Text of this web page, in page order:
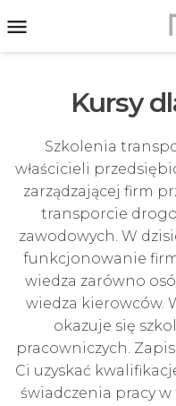
menu
Kursy
Szkolenia
właścicieli
zarządzającej firm
transporcie
zawodowych. W
funkcjonowanie
wiedza zarówno
wiedza kierowców.
okazuje się
pracowniczych.
Ci uzyskać
świadczenia pracy